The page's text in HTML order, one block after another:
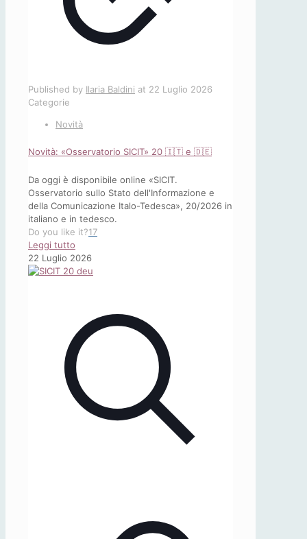
Published by Ilaria Baldini at 22 Luglio 2026
Categorie
Novità
Novità: «Osservatorio SICIT» 20 🇮🇹 e 🇩🇪
Da oggi è disponibile online «SICIT.
Osservatorio sullo Stato dell'Informazione e
della Comunicazione Italo-Tedesca», 20/2026 in
italiano e in tedesco.
Do you like it?17
Leggi tutto
Novità:
«Osservatorio
🇩🇪
22 Luglio 2026